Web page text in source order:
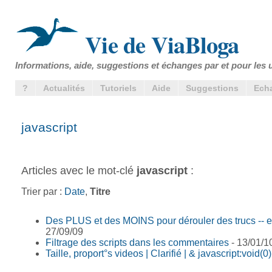
Vie de ViaBloga
Informations, aide, suggestions et échanges par et pour les
? Actualités Tutoriels Aide Suggestions
javascript
Articles avec le mot-clé javascript :
Trier par : Date, Titre
Des PLUS et des MOINS pour dérouler des trucs --
27/09/09
Filtrage des scripts dans les commentaires - 13/01/
Taille, proport°s videos | Clarifié | & javascript:void(0)